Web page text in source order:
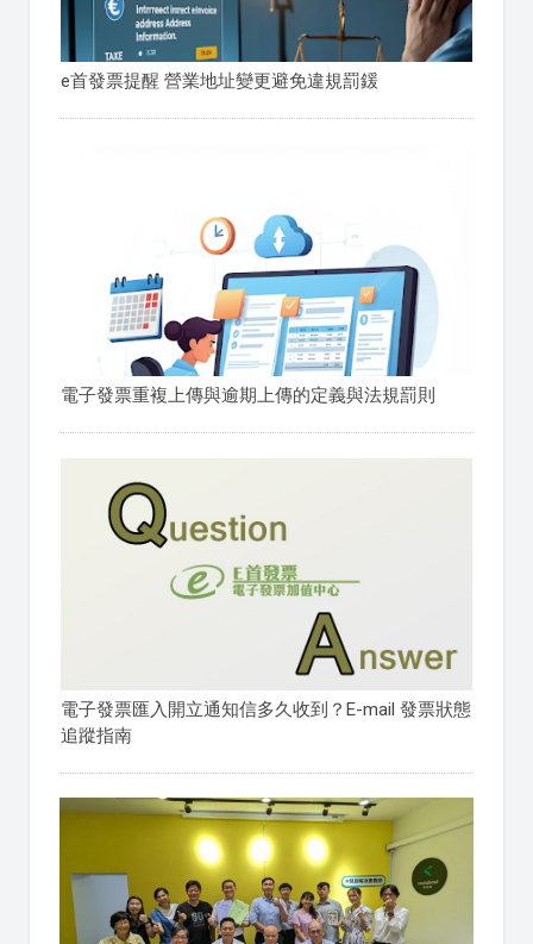
e首發票提醒 營業地址變更避免違規罰鍰
電子發票重複上傳與逾期上傳的定義與法規罰則
電子發票匯入開立通知信多久收到？E-mail 發票狀態
追蹤指南